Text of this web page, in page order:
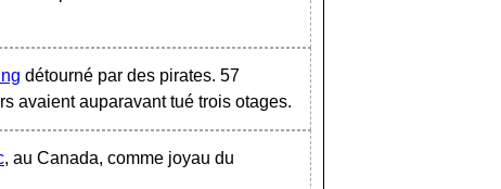
détourné par des pirates. 57
avaient auparavant tué trois otages.
, au Canada, comme joyau du